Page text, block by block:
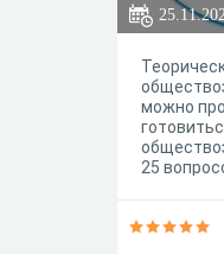
можно
25
ответа, в